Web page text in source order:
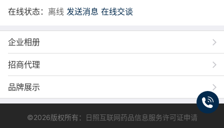
在线状态： 离线 发送消息 在线交谈
企业相册
招商代理
品牌展示
©2026版权所有： 日照互联网药品信息服务许可证申请